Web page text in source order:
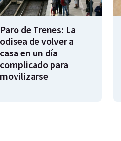
Paro de Trenes: La
odisea de volver a
casa en un día
complicado para
movilizarse